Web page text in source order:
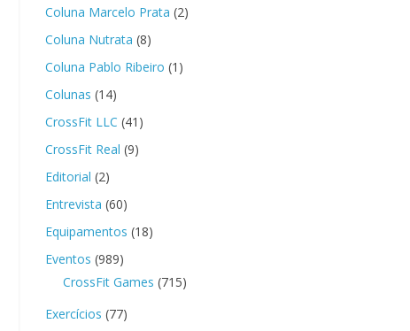
Coluna Marcelo Prata (2)
Coluna Nutrata (8)
Coluna Pablo Ribeiro (1)
Colunas (14)
CrossFit LLC (41)
CrossFit Real (9)
Editorial (2)
Entrevista (60)
Equipamentos (18)
Eventos (989)
CrossFit Games (715)
Exercícios (77)